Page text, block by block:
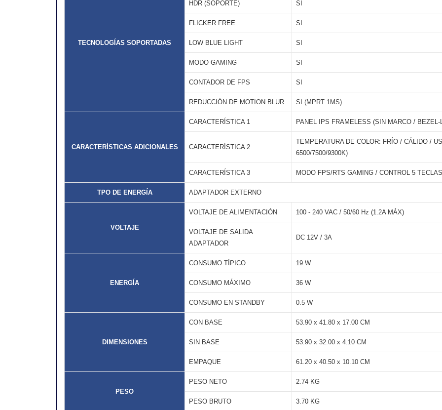
TECNOLOGÍAS SOPORTADAS
HDR (SOPORTE) SI
FLICKER FREE SI
LOW BLUE LIGHT SI
MODO GAMING SI
CONTADOR DE FPS SI
REDUCCIÓN DE MOTION BLUR SI (MPRT 1MS)
CARACTERÍSTICAS ADICIONALES
CARACTERÍSTICA 1 PANEL IPS FRAMELESS (SIN MARCO /
CARACTERÍSTICA 2
TEMPERATURA DE COLOR: FRÍO / CÁLIDO /
6500/7500/9300K)
CARACTERÍSTICA 3 MODO FPS/RTS GAMING / CONTROL 5
TPO DE ENERGÍA ADAPTADOR EXTERNO
VOLTAJE
VOLTAJE DE ALIMENTACIÓN 100 - 240 VAC / 50/60 Hz (1.2A MÁX)
VOLTAJE DE SALIDA
ADAPTADOR
DC 12V / 3A
ENERGÍA
CONSUMO TÍPICO 19 W
CONSUMO MÁXIMO 36 W
CONSUMO EN STANDBY 0.5 W
DIMENSIONES
CON BASE 53.90 x 41.80 x 17.00 CM
SIN BASE 53.90 x 32.00 x 4.10 CM
EMPAQUE 61.20 x 40.50 x 10.10 CM
PESO
PESO NETO 2.74 KG
PESO BRUTO 3.70 KG